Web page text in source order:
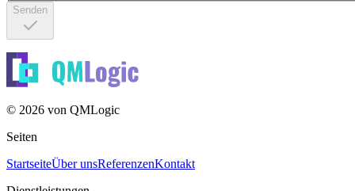
Senden
© 2026 von QMLogic
Seiten
StartseiteÜber unsReferenzenKontakt